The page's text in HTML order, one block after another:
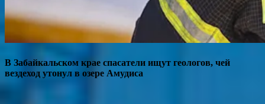
В Забайкальском крае спасатели ищут геологов, чей
вездеход утонул в озере Амудиса